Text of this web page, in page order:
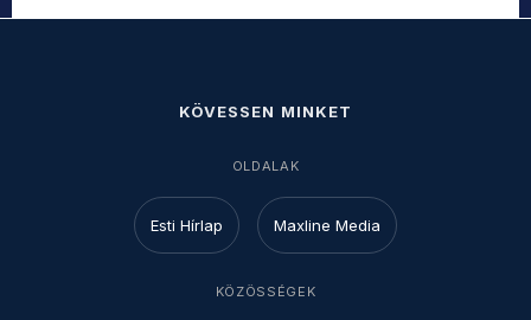
KÖVESSEN MINKET
OLDALAK
Esti Hírlap Maxline Media
KÖZÖSSÉGEK